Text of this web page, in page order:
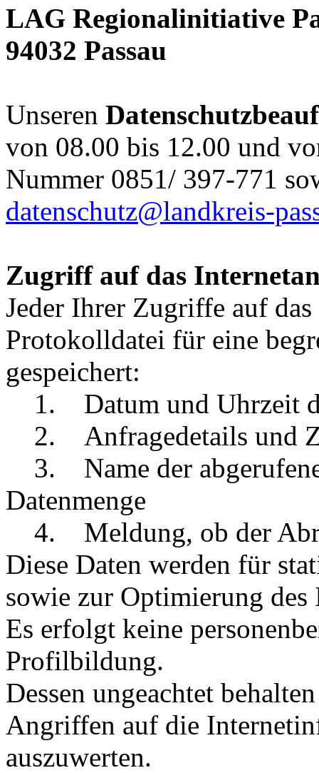
LAG Regionalinitiative
94032 Passau
Unseren
von 08.00 bis 12.00 und
Nummer 0851/ 397-771
datenschutz@landkreis-
Zugriff auf das
Jeder Ihrer Zugriffe auf
Protokolldatei für eine
gespeichert:
1. Datum und Uhrzeit
2. Anfragedetails und
3. Name der
Datenmenge
4. Meldung, ob der
Diese Daten werden für
sowie zur Optimierung des
Es erfolgt keine
Profilbildung.
Dessen ungeachtet
Angriffen auf die
auszuwerten.